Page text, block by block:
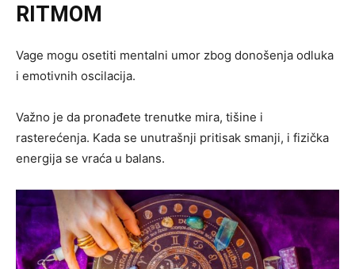
RITMOM
Vage mogu osetiti mentalni umor zbog donošenja odluka
i emotivnih oscilacija.
Važno je da pronađete trenutke mira, tišine i
rasterećenja. Kada se unutrašnji pritisak smanji, i fizička
energija se vraća u balans.